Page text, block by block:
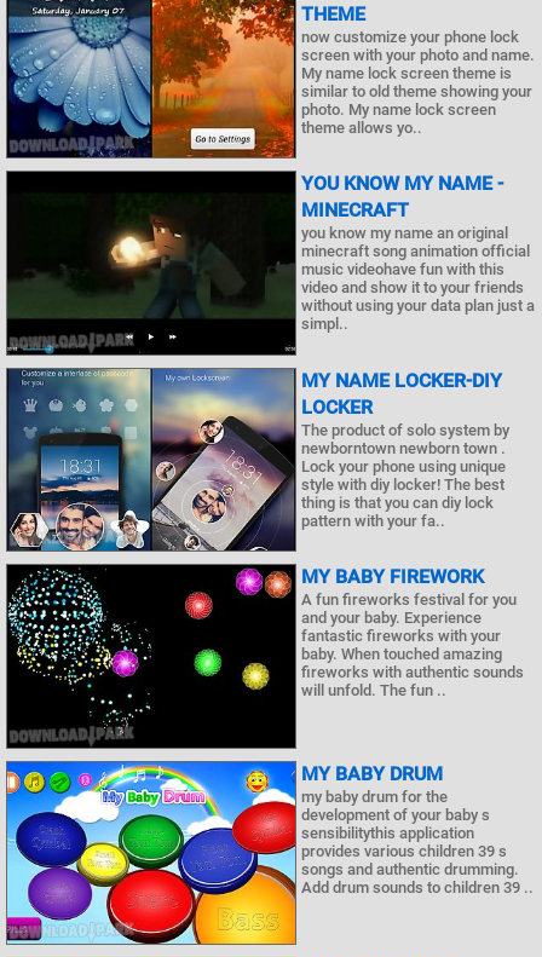
THEME
now customize your phone lock
screen with your photo and name.
My name lock screen theme is
similar to old theme showing your
photo. My name lock screen
theme allows yo..
YOU KNOW MY NAME -
MINECRAFT
you know my name an original
minecraft song animation official
music videohave fun with this
video and show it to your friends
without using your data plan just a
simpl..
MY NAME LOCKER-DIY
LOCKER
The product of solo system by
newborntown newborn town .
Lock your phone using unique
style with diy locker! The best
thing is that you can diy lock
pattern with your fa..
MY BABY FIREWORK
A fun fireworks festival for you
and your baby. Experience
fantastic fireworks with your
baby. When touched amazing
fireworks with authentic sounds
will unfold. The fun ..
MY BABY DRUM
my baby drum for the
development of your baby s
sensibilitythis application
provides various children 39 s
songs and authentic drumming.
Add drum sounds to children 39 ..